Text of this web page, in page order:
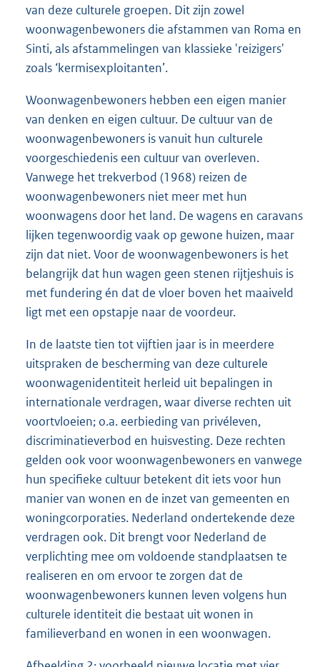
van deze culturele groepen. Dit zijn zowel
woonwagenbewoners die afstammen van Roma en
Sinti, als afstammelingen van klassieke 'reizigers'
zoals ‘kermisexploitanten’.
Woonwagenbewoners hebben een eigen manier
van denken en eigen cultuur. De cultuur van de
woonwagenbewoners is vanuit hun culturele
voorgeschiedenis een cultuur van overleven.
Vanwege het trekverbod (1968) reizen de
woonwagenbewoners niet meer met hun
woonwagens door het land. De wagens en caravans
lijken tegenwoordig vaak op gewone huizen, maar
zijn dat niet. Voor de woonwagenbewoners is het
belangrijk dat hun wagen geen stenen rijtjeshuis is
met fundering én dat de vloer boven het maaiveld
ligt met een opstapje naar de voordeur.
In de laatste tien tot vijftien jaar is in meerdere
uitspraken de bescherming van deze culturele
woonwagenidentiteit herleid uit bepalingen in
internationale verdragen, waar diverse rechten uit
voortvloeien; o.a. eerbieding van privéleven,
discriminatieverbod en huisvesting. Deze rechten
gelden ook voor woonwagenbewoners en vanwege
hun specifieke cultuur betekent dit iets voor hun
manier van wonen en de inzet van gemeenten en
woningcorporaties. Nederland ondertekende deze
verdragen ook. Dit brengt voor Nederland de
verplichting mee om voldoende standplaatsen te
realiseren en om ervoor te zorgen dat de
woonwagenbewoners kunnen leven volgens hun
culturele identiteit die bestaat uit wonen in
familieverband en wonen in een woonwagen.